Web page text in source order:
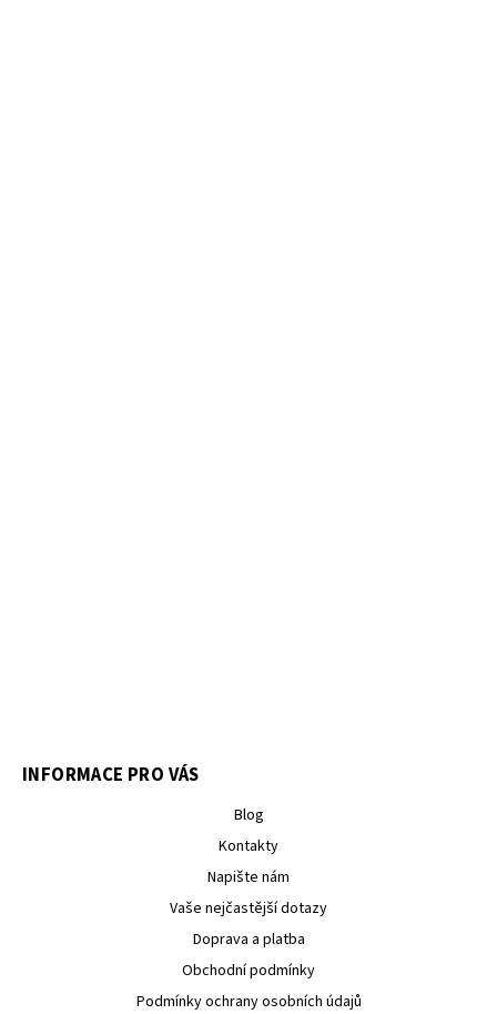
INFORMACE PRO VÁS
Blog
Kontakty
Napište nám
Vaše nejčastější dotazy
Doprava a platba
Obchodní podmínky
Podmínky ochrany osobních údajů